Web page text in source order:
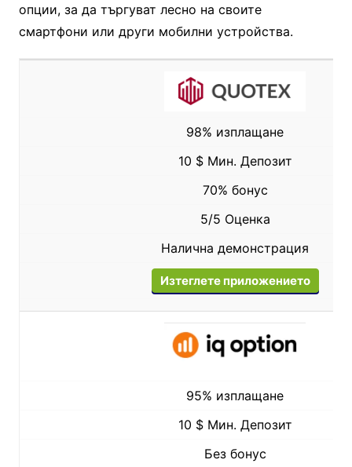
опции, за да търгуват лесно на своите
смартфони или други мобилни устройства.
98% изплащане
10 $ Мин. Депозит
70% бонус
5/5 Оценка
Налична демонстрация
Изтеглете приложението
95% изплащане
10 $ Мин. Депозит
Без бонус